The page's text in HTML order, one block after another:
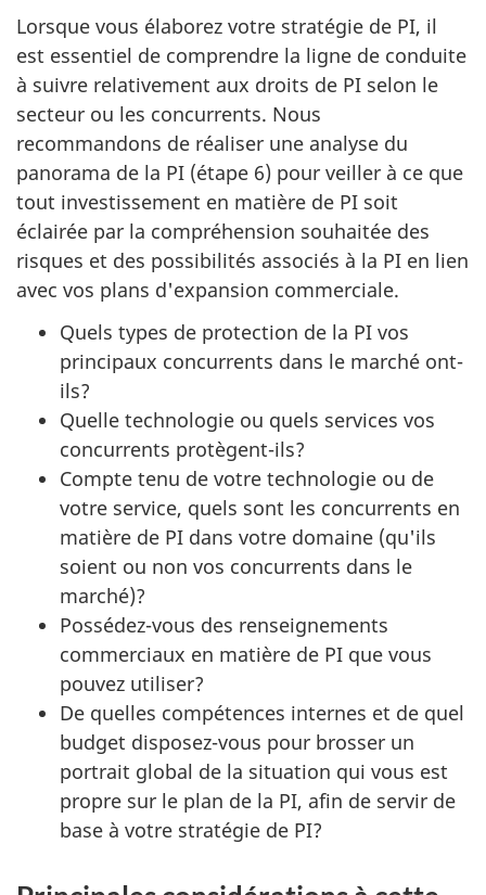
Lorsque vous élaborez votre stratégie de PI, il
est essentiel de comprendre la ligne de conduite
à suivre relativement aux droits de PI selon le
secteur ou les concurrents. Nous
recommandons de réaliser une analyse du
panorama de la PI (étape 6) pour veiller à ce que
tout investissement en matière de PI soit
éclairée par la compréhension souhaitée des
risques et des possibilités associés à la PI en lien
avec vos plans d'expansion commerciale.
Quels types de protection de la PI vos
principaux concurrents dans le marché ont-
ils?
Quelle technologie ou quels services vos
concurrents protègent-ils?
Compte tenu de votre technologie ou de
votre service, quels sont les concurrents en
matière de PI dans votre domaine (qu'ils
soient ou non vos concurrents dans le
marché)?
Possédez-vous des renseignements
commerciaux en matière de PI que vous
pouvez utiliser?
De quelles compétences internes et de quel
budget disposez-vous pour brosser un
portrait global de la situation qui vous est
propre sur le plan de la PI, afin de servir de
base à votre stratégie de PI?